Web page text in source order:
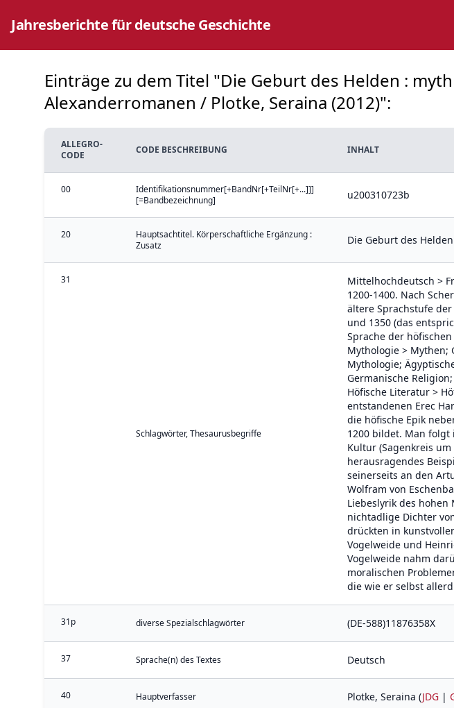
Jahresberichte für deutsche Geschichte
Einträge zu dem Titel "Die Geburt des Helden :
Alexanderromanen / Plotke, Seraina (2012)":
ALLEGRO-
CODE
CODE BESCHREIBUNG INHALT
00
Identifikationsnummer[+BandNr[+TeilNr[+...]]]
[=Bandbezeichnung]
u200310723b
20
Hauptsachtitel. Körperschaftliche Ergänzung :
Zusatz
Die Geburt des
31
Schlagwörter, Thesaurusbegriffe
Mittelhochdeutsch >
1200-1400. Nach
ältere Sprachstufe
und 1350 (das
Sprache der
Mythologie > Mythen;
Mythologie;
Germanische
Höfische Literatur >
entstandenen Erec
die höfische Epik
1200 bildet. Man
Kultur (Sagenkreis
herausragendes
seinerseits an den
Wolfram von
Liebeslyrik des
nichtadlige Dichter
drückten in
Vogelweide und
Vogelweide nahm
moralischen
die wie er selbst
31p diverse Spezialschlagwörter (DE-588)11876358X
37 Sprache(n) des Textes Deutsch
40 Hauptverfasser Plotke, Seraina (JDG |